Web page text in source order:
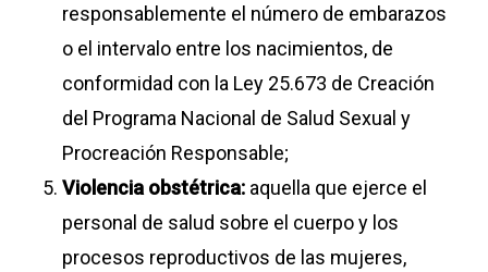
responsablemente el número de embarazos
o el intervalo entre los nacimientos, de
conformidad con la Ley 25.673 de Creación
del Programa Nacional de Salud Sexual y
Procreación Responsable;
Violencia obstétrica:aquella que ejerce el
personal de salud sobre el cuerpo y los
procesos reproductivos de las mujeres,